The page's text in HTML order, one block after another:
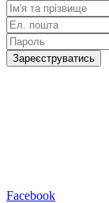
Зареєструватись
Facebook